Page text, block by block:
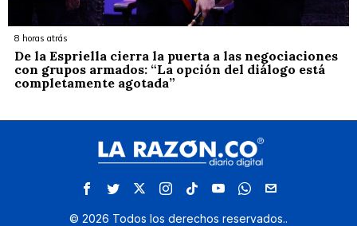
8 horas atrás
De la Espriella cierra la puerta a las negociaciones
con grupos armados: “La opción del diálogo está
completamente agotada”
© 2026 Todos los derechos reservados..